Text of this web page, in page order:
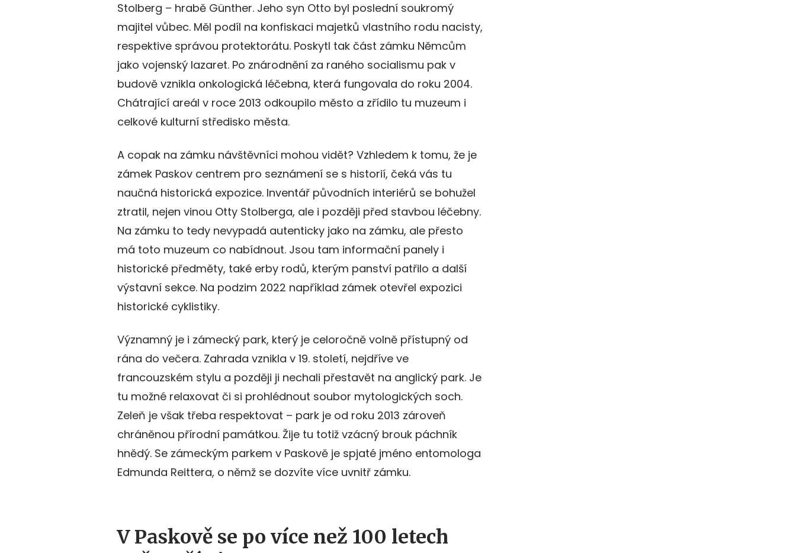
Stolberg – hrabě Günther. Jeho syn Otto byl poslední soukromý
majitel vůbec. Měl podíl na konfiskaci majetků vlastního rodu nacisty,
respektive správou protektorátu. Poskytl tak část zámku Němcům
jako vojenský lazaret. Po znárodnění za raného socialismu pak v
budově vznikla onkologická léčebna, která fungovala do roku 2004.
Chátrající areál v roce 2013 odkoupilo město a zřídilo tu muzeum i
celkové kulturní středisko města.
A copak na zámku návštěvníci mohou vidět? Vzhledem k tomu, že je
zámek Paskov centrem pro seznámení se s historií, čeká vás tu
naučná historická expozice. Inventář původních interiérů se bohužel
ztratil, nejen vinou Otty Stolberga, ale i později před stavbou léčebny.
Na zámku to tedy nevypadá autenticky jako na zámku, ale přesto
má toto muzeum co nabídnout. Jsou tam informační panely i
historické předměty, také erby rodů, kterým panství patřilo a další
výstavní sekce. Na podzim 2022 například zámek otevřel expozici
historické cyklistiky.
Významný je i zámecký park, který je celoročně volně přístupný od
rána do večera. Zahrada vznikla v 19. století, nejdříve ve
francouzském stylu a později ji nechali přestavět na anglický park. Je
tu možné relaxovat či si prohlédnout soubor mytologických soch.
Zeleň je však třeba respektovat – park je od roku 2013 zároveň
chráněnou přírodní památkou. Žije tu totiž vzácný brouk páchník
hnědý. Se zámeckým parkem v Paskově je spjaté jméno entomologa
Edmunda Reittera, o němž se dozvíte více uvnitř zámku.
V Paskově se po více než 100 letech